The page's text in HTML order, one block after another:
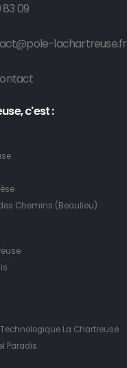
83 09
lachartreuse.fr
c'est :
Chemins (Beaulieu)
La Chartreuse
Paradis